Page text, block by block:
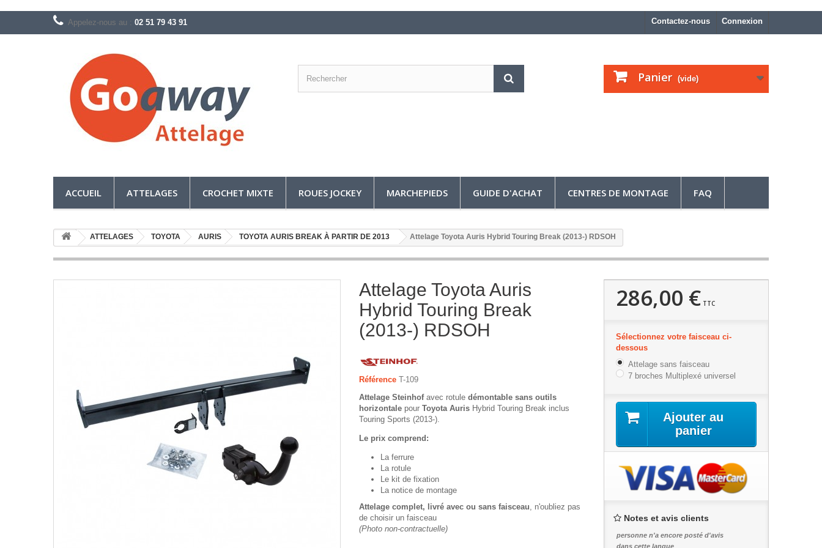
Connexion
Contactez-nous
Appelez-nous au : 02 51 79 43 91
Panier (vide)
ACCUEIL ATTELAGES CROCHET MIXTE ROUES JOCKEY MARCHEPIEDS GUIDE D'ACHAT CENTRES DE MONTAGE FAQ
ATTELAGES TOYOTA AURIS TOYOTA AURIS BREAK À PARTIR DE 2013 Attelage Toyota Auris Hybrid Touring Break (2013-) RDSOH
Attelage Toyota Auris
Hybrid Touring Break
(2013-) RDSOH
Référence T-109
Attelage Steinhofavec rotule démontable sans outils
horizontale pour Toyota Auris Hybrid Touring Break inclus
Touring Sports (2013-).
Le prix comprend:
La ferrure
La rotule
Le kit de fixation
La notice de montage
Attelage complet, livré avec ou sans faisceau, n'oubliez pas
de choisir un faisceau
(Photo non-contractuelle)
286,00 € TTC
Sélectionnez votre faisceau ci-
dessous
Attelage sans faisceau
7 broches Multiplexé universel
Ajouter au
panier
Notes et avis clients
personne n'a encore posté d'avis
dans cette langue